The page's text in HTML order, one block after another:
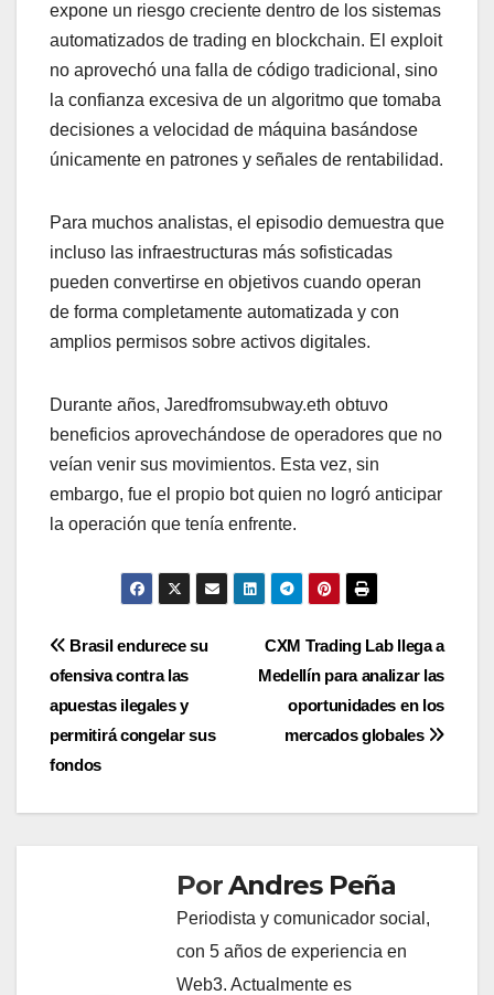
expone un riesgo creciente dentro de los sistemas
automatizados de trading en blockchain. El exploit
no aprovechó una falla de código tradicional, sino
la confianza excesiva de un algoritmo que tomaba
decisiones a velocidad de máquina basándose
únicamente en patrones y señales de rentabilidad.
Para muchos analistas, el episodio demuestra que
incluso las infraestructuras más sofisticadas
pueden convertirse en objetivos cuando operan
de forma completamente automatizada y con
amplios permisos sobre activos digitales.
Durante años, Jaredfromsubway.eth obtuvo
beneficios aprovechándose de operadores que no
veían venir sus movimientos. Esta vez, sin
embargo, fue el propio bot quien no logró anticipar
la operación que tenía enfrente.
Navegación
de
entradas
CXM Trading Lab llega a
Medellín para analizar las
oportunidades en los
mercados globales
Brasil endurece su
ofensiva contra las
apuestas ilegales y
permitirá congelar sus
fondos
PorAndres Peña
Periodista y comunicador social,
con 5 años de experiencia en
Web3. Actualmente es